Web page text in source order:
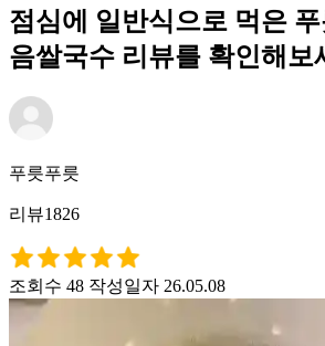
점심에 일반식으로 먹은
음쌀국수 리뷰를 확인해보
푸릇푸릇
리뷰1826
조회수 48 작성일자 26.05.08